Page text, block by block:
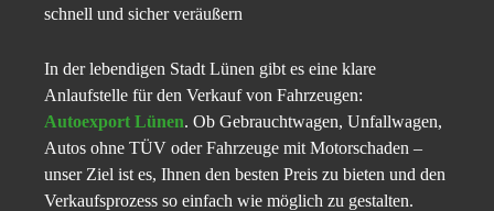
schnell und sicher veräußern
In der lebendigen Stadt Lünen gibt es eine klare
Anlaufstelle für den Verkauf von Fahrzeugen:
Autoexport Lünen. Ob Gebrauchtwagen, Unfallwagen,
Autos ohne TÜV oder Fahrzeuge mit Motorschaden –
unser Ziel ist es, Ihnen den besten Preis zu bieten und den
Verkaufsprozess so einfach wie möglich zu gestalten.